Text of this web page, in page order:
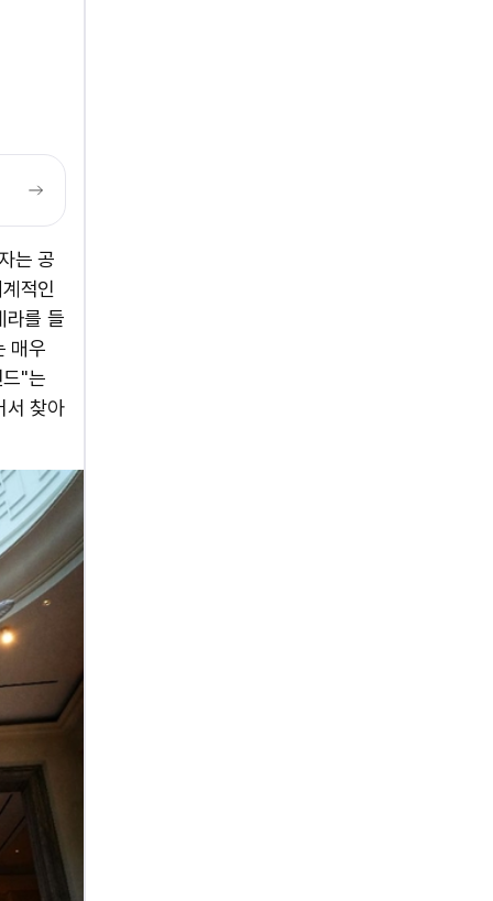
는 공
적인
라를 들
매우
"는
서 찾아